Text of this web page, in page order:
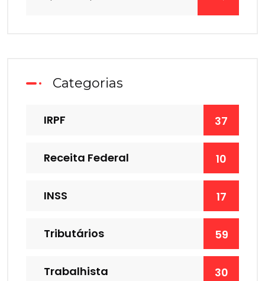
Categorias
IRPF 37
Receita Federal 10
INSS 17
Tributários 59
Trabalhista 30